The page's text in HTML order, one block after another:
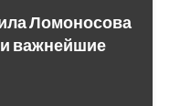
Ломоносова
важнейшие